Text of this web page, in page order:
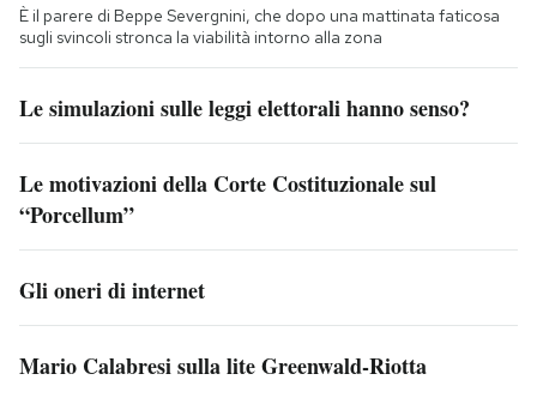
È il parere di Beppe Severgnini, che dopo una mattinata faticosa
sugli svincoli stronca la viabilità intorno alla zona
Le simulazioni sulle leggi elettorali hanno senso?
Le motivazioni della Corte Costituzionale sul
“Porcellum”
Gli oneri di internet
Mario Calabresi sulla lite Greenwald-Riotta